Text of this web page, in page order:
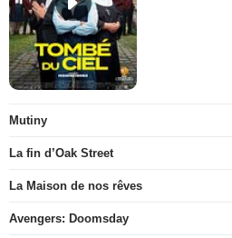
Mutiny
La fin d’Oak Street
La Maison de nos rêves
Avengers: Doomsday